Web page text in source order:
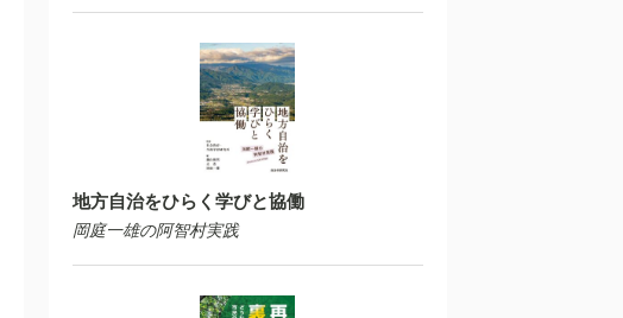
地方自治をひらく学びと協働
岡庭一雄の阿智村実践